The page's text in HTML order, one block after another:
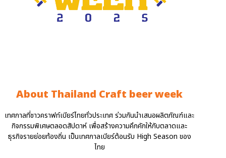
About Thailand Craft beer week
เทศกาลที่ชาวคราฟท์เบียร์ไทยทั่วประเทศ ร่วมกันนำเสนอผลิตภัณฑ์และ
กิจกรรมพิเศษตลอดสัปดาห์ เพื่อสร้างความคึกคักให้กับตลาดและ
ธุรกิจรายย่อยท้องถิ่น เป็นเทศกาลเบียร์ต้อนรับ High Season ของ
ไทย